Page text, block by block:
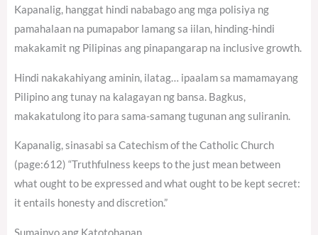
Kapanalig, hanggat hindi nababago ang mga polisiya ng
pamahalaan na pumapabor lamang sa iilan, hinding-hindi
makakamit ng Pilipinas ang pinapangarap na inclusive growth.
Hindi nakakahiyang aminin, ilatag… ipaalam sa mamamayang
Pilipino ang tunay na kalagayan ng bansa. Bagkus,
makakatulong ito para sama-samang tugunan ang suliranin.
Kapanalig, sinasabi sa Catechism of the Catholic Church
(page:612) “Truthfulness keeps to the just mean between
what ought to be expressed and what ought to be kept secret:
it entails honesty and discretion.”
Sumainyo ang Katotohanan.